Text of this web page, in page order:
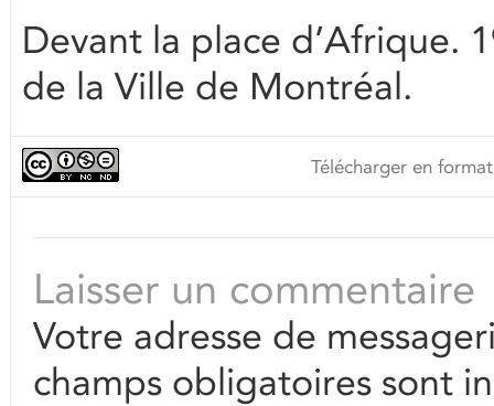
Devant la place d’Afrique.
de la Ville de Montréal.
Télécharger en
Laisser un commentaire
Votre adresse de
champs obligatoires sont